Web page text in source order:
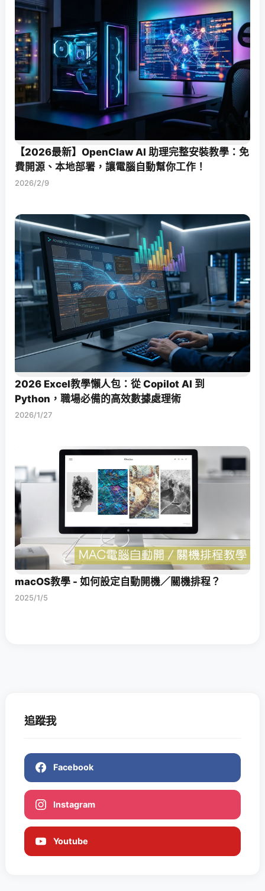
【2026最新】OpenClaw AI 助理完整安裝教學：免
費開源、本地部署，讓電腦自動幫你工作！
2026/2/9
2026 Excel教學懶人包：從 Copilot AI 到
Python，職場必備的高效數據處理術
2026/1/27
macOS教學 - 如何設定自動開機／關機排程？
2025/1/5
追蹤我
Facebook
Instagram
Youtube